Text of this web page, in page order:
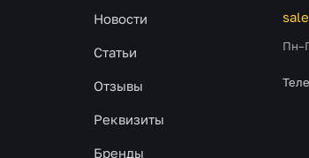
Новости
Статьи
Отзывы
Реквизиты
Бренды